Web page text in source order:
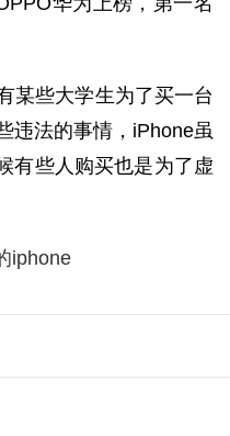
某些大学生为了买一台
违法的事情，iPhone虽
有些人购买也是为了虚
iphone